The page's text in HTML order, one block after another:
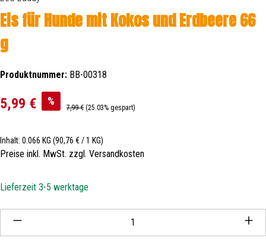
Eis für Hunde mit Kokos und Erdbeere 66
g
Produktnummer: BB-00318
Verkaufspreis:
5,99 € % Regulärer Preis:
7,99 € (25.03% gespart)
Inhalt: 0.066 KG (90,76 € / 1 KG)
Preise inkl. MwSt. zzgl. Versandkosten
Lieferzeit 3-5 werktage
Produkt Anzahl: Gib den gewünschten Wert ein oder